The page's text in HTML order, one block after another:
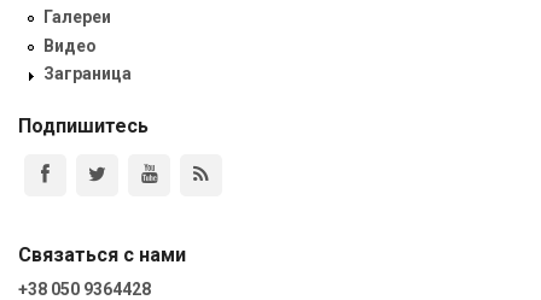
Галереи
Видео
Заграница
Подпишитесь
Связаться с нами
+38 050 9364428